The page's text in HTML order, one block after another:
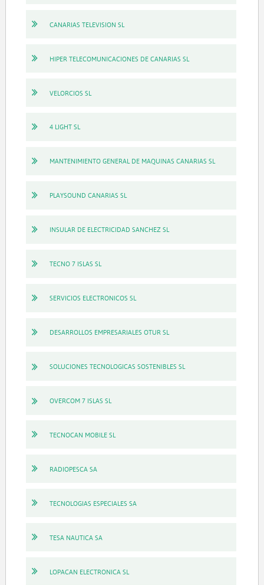
CANARIAS TELEVISION SL
HIPER TELECOMUNICACIONES DE CANARIAS SL
VELORCIOS SL
4 LIGHT SL
MANTENIMIENTO GENERAL DE MAQUINAS CANARIAS SL
PLAYSOUND CANARIAS SL
INSULAR DE ELECTRICIDAD SANCHEZ SL
TECNO 7 ISLAS SL
SERVICIOS ELECTRONICOS SL
DESARROLLOS EMPRESARIALES OTUR SL
SOLUCIONES TECNOLOGICAS SOSTENIBLES SL
OVERCOM 7 ISLAS SL
TECNOCAN MOBILE SL
RADIOPESCA SA
TECNOLOGIAS ESPECIALES SA
TESA NAUTICA SA
LOPACAN ELECTRONICA SL